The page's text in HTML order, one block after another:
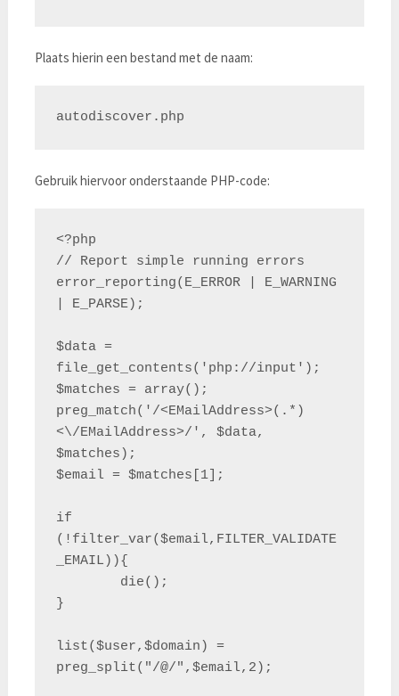
Plaats hierin een bestand met de naam:
Gebruik hiervoor onderstaande PHP-code:
<?php
// Report simple running errors
error_reporting(E_ERROR | E_WARNING
| E_PARSE);
$data =
file_get_contents('php://input');
$matches = array();
preg_match('/<EMailAddress>(.*)
<\/EMailAddress>/', $data,
$matches);
$email = $matches[1];
if
(!filter_var($email,FILTER_VALIDATE
_EMAIL)){
}
list($user,$domain) =
preg_split("/@/",$email,2);